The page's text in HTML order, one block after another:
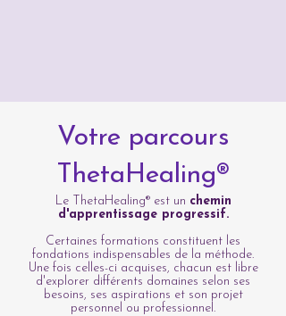
Votre parcours
ThetaHealing®
Le ThetaHealing® est un chemin
d'apprentissage progressif.
Certaines formations constituent les
fondations indispensables de la méthode.
Une fois celles-ci acquises, chacun est libre
d'explorer différents domaines selon ses
besoins, ses aspirations et son projet
personnel ou professionnel.